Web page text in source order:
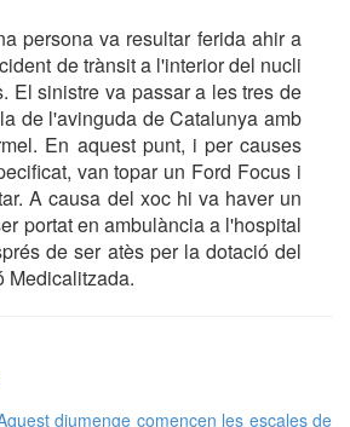
persona va resultar ferida ahir a
de trànsit a l'interior del nucli
El sinistre va passar a les tres de
de l'avinguda de Catalunya amb
En aquest punt, i per causes
van topar un Ford Focus i
A causa del xoc hi va haver un
portat en ambulància a l'hospital
de ser atès per la dotació del
Medicalitzada.
diumenge comencen les escales de